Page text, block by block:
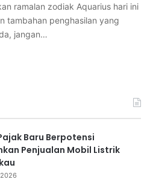
ramalan zodiak Aquarius hari ini
tambahan penghasilan yang
jangan…
Baru Berpotensi
Penjualan Mobil Listrik